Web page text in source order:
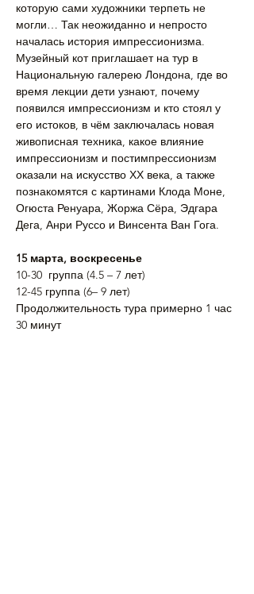
которую сами художники терпеть не
могли… Так неожиданно и непросто
началась история импрессионизма.
Музейный кот приглашает на тур в
Национальную галерею Лондона, где во
время лекции дети узнают, почему
появился импрессионизм и кто стоял у
его истоков, в чём заключалась новая
живописная техника, какое влияние
импрессионизм и постимпрессионизм
оказали на искусство ХХ века, а также
познакомятся с картинами Клода Моне,
Огюста Ренуара, Жоржа Сёра, Эдгара
Дега, Анри Руссо и Винсента Ван Гога.
15 марта, воскресенье
10-30  группа (4.5 – 7 лет)
12-45 группа (6– 9 лет)
Продолжительность тура примерно 1 час
30 минут